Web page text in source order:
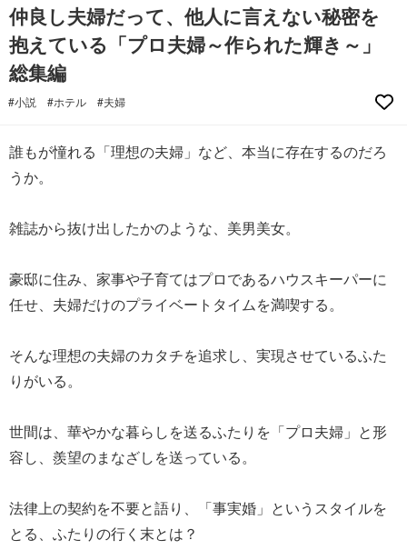
仲良し夫婦だって、他人に言えない秘密を
抱えている「プロ夫婦～作られた輝き～」
総集編
#小説 #ホテル #夫婦
誰もが憧れる「理想の夫婦」など、本当に存在するのだろ
うか。
雑誌から抜け出したかのような、美男美女。
豪邸に住み、家事や子育てはプロであるハウスキーパーに
任せ、夫婦だけのプライベートタイムを満喫する。
そんな理想の夫婦のカタチを追求し、実現させているふた
りがいる。
世間は、華やかな暮らしを送るふたりを「プロ夫婦」と形
容し、羨望のまなざしを送っている。
法律上の契約を不要と語り、「事実婚」というスタイルを
とる、ふたりの行く末とは？